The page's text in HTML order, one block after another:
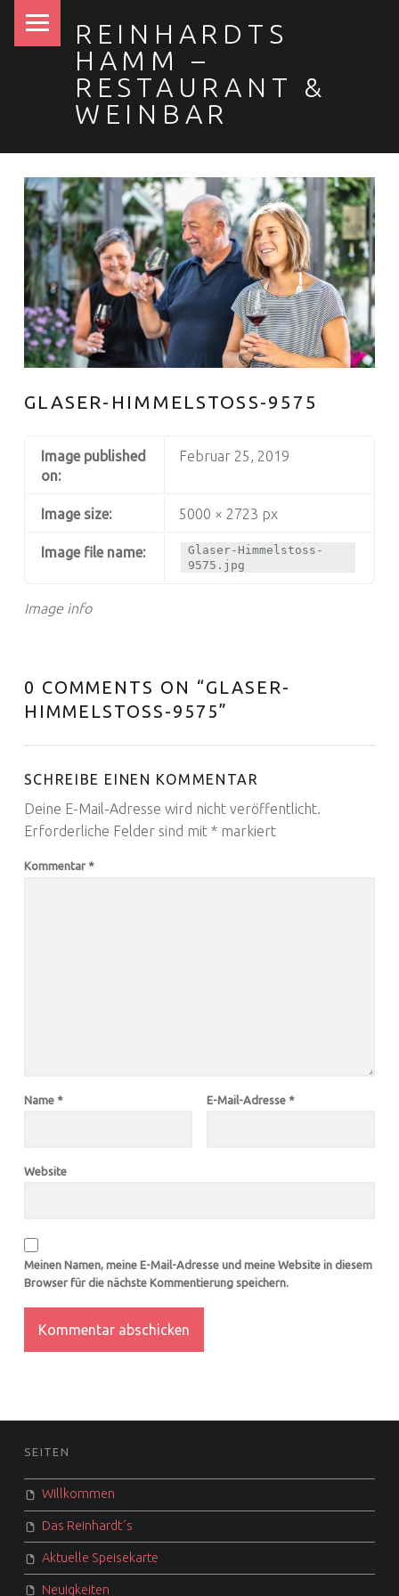
REINHARDTS
HAMM –
RESTAURANT &
WEINBAR
GLASER-HIMMELSTOSS-9575
Image info
Image published
on:
Februar 25, 2019
Image size: 5000 × 2723 px
Image file name:
Glaser-Himmelstoss-
9575.jpg
0 COMMENTS ON “GLASER-
HIMMELSTOSS-9575”
SCHREIBE EINEN KOMMENTAR
Deine E-Mail-Adresse wird nicht veröffentlicht.
Erforderliche Felder sind mit *markiert
Kommentar *
Name * E-Mail-Adresse *
Website
Meinen Namen, meine E-Mail-Adresse und meine Website in diesem
Browser für die nächste Kommentierung speichern.
FOOTER SIDEBAR
SEITEN
Willkommen
Das Reinhardt´s
Aktuelle Speisekarte
Neuigkeiten